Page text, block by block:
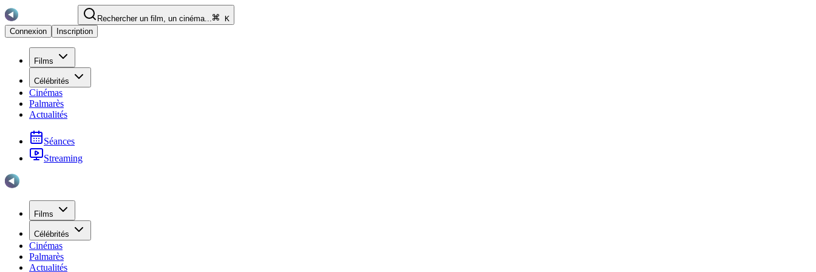
Rechercher un film, un cinéma...
K
Connexion
Inscription
Films
Célébrités
Cinémas
Palmarès
Actualités
Séances
Streaming
Films
Célébrités
Cinémas
Palmarès
Actualités